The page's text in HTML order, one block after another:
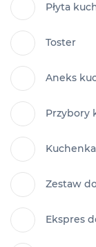
Płyta
Toster
Aneks
Przybory
Zestaw
Ekspres